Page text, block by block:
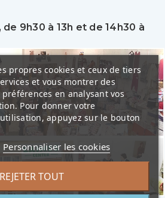
9h30 à 13h et de 14h30 à
propres cookies et ceux de tiers
et vous montrer des
en analysant vos
Pour donner votre
appuyez sur le bouton
Personnaliser les cookies
REJETER TOUT